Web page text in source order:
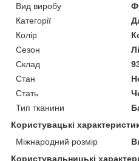
Вид виробу
Категорії
Колір
Сезон
Склад
Стан
Стать
Тип тканини
Користувацькi
Міжнародний розмір
Користувальницькі